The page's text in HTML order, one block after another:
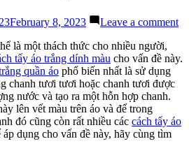
February 8, 2023 Leave a commenton
áo
là một thách thức cho nhiều người,
tẩy áo trắng dính màu cho vấn đề này.
quần áo phổ biến nhất là sử dụng
chanh tươi tươi hoặc chanh tươi được
nước và tạo ra một hỗn hợp chanh.
lên vết màu trên áo và để trong
đó cũng còn rất nhiều các cách tẩy áo
áp dụng cho vấn đề này, hãy cùng tìm